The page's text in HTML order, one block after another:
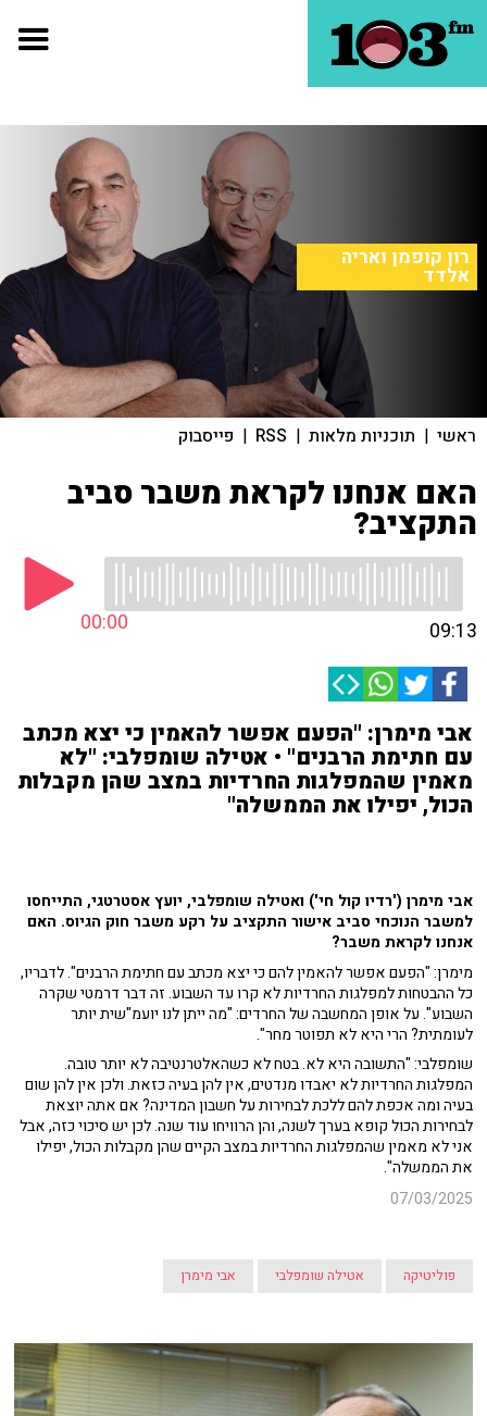
רון קופמן ואריה
אלדד
ראשי | תוכניות מלאות |
RSS
| פייסבוק
האם אנחנו לקראת משבר סביב
התקציב?
00:00 09:13
אבי מימרן: "הפעם אפשר להאמין כי יצא מכתב
עם חתימת הרבנים" • אטילה שומפלבי: "לא
מאמין שהמפלגות החרדיות במצב שהן מקבלות
הכול, יפילו את הממשלה"
אבי מימרן ('רדיו קול חי') ואטילה שומפלבי, יועץ אסטרטגי, התייחסו
למשבר הנוכחי סביב אישור התקציב על רקע משבר חוק הגיוס. האם
אנחנו לקראת משבר?
מימרן: "הפעם אפשר להאמין להם כי יצא מכתב עם חתימת הרבנים". לדבריו,
כל ההבטחות למפלגות החרדיות לא קרו עד השבוע. זה דבר דרמטי שקרה
השבוע". על אופן המחשבה של החרדים: "מה ייתן לנו יועמ"שית יותר
לעומתית? הרי היא לא תפוטר מחר".
שומפלבי: "התשובה היא לא. בטח לא כשהאלטרנטיבה לא יותר טובה.
המפלגות החרדיות לא יאבדו מנדטים, אין להן בעיה כזאת. ולכן אין להן שום
בעיה ומה אכפת להם ללכת לבחירות על חשבון המדינה? אם אתה יוצאת
לבחירות הכול קופא בערך לשנה, והן הרוויחו עוד שנה. לכן יש סיכוי כזה, אבל
אני לא מאמין שהמפלגות החרדיות במצב הקיים שהן מקבלות הכול, יפילו
את הממשלה".
07/03/2025
פוליטיקה אטילה שומפלבי אבי מימרן